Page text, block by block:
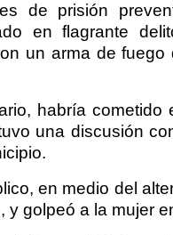
de prisión
en flagrante
un arma de fuego
habría cometido
una discusión
en medio del
y golpeó a la mujer